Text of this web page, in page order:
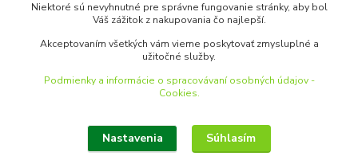
Pondelok-Piatok: 9.00-17.00hod.
objednavky@merkantil-obchod.sk
Upraviť zber cookies.
Niektoré sú nevyhnutné pre správne fungovanie stránky, aby bol
Váš zážitok z nakupovania čo najlepší.
Akceptovaním všetkých vám vieme poskytovať zmysluplné a
užitočné služby.
Podmienky a informácie o spracovávaní osobných údajov -
Cookies.
Nastavenia Súhlasím